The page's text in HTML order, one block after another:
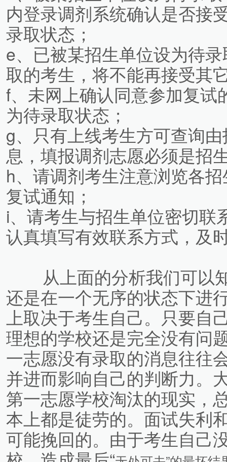
内登录调剂系统确认是否接
录取状态；
e、已被某招生单位设为待
取的考生，将不能再接受其
f、未网上确认同意参加复试
为待录取状态；
g、只有上线考生方可查询
息，填报调剂志愿必须是招
h、请调剂考生注意浏览各
复试通知；
i、请考生与招生单位密切联
认真填写有效联系方式，及
从上面的分析我们可以
还是在一个无序的状态下进
上取决于考生自己。只要自
理想的学校还是完全没有问
一志愿没有录取的消息往往
并进而影响自己的判断力。
第一志愿学校淘汰的现实，
本上都是徒劳的。面试失利
可能挽回的。由于考生自己